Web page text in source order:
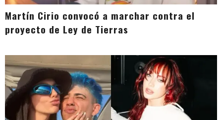
Martín Cirio convocó a marchar contra el
proyecto de Ley de Tierras